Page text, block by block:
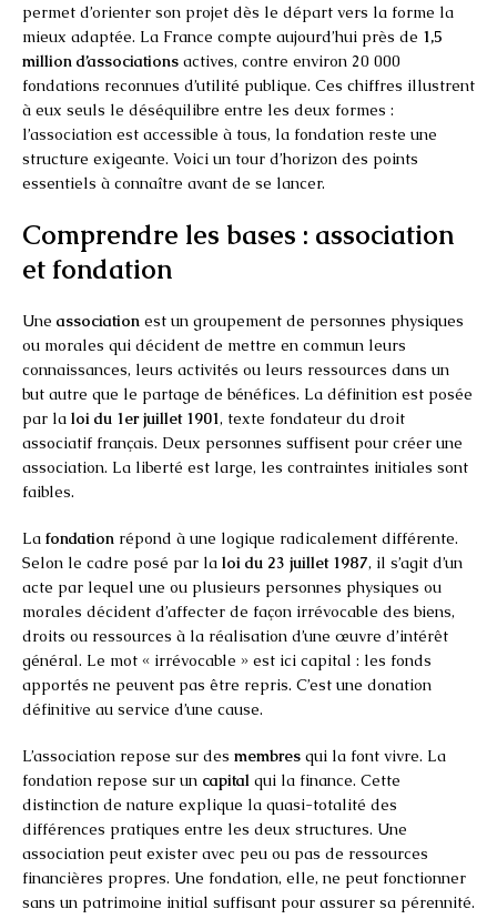
permet d’orienter son projet dès le départ vers la forme la
mieux adaptée. La France compte aujourd’hui près de 1,5
million d’associations actives, contre environ 20 000
fondations reconnues d’utilité publique. Ces chiffres illustrent
à eux seuls le déséquilibre entre les deux formes :
l’association est accessible à tous, la fondation reste une
structure exigeante. Voici un tour d’horizon des points
essentiels à connaître avant de se lancer.
Comprendre les bases : association
et fondation
Une association est un groupement de personnes physiques
ou morales qui décident de mettre en commun leurs
connaissances, leurs activités ou leurs ressources dans un
but autre que le partage de bénéfices. La définition est posée
par la loi du 1er juillet 1901, texte fondateur du droit
associatif français. Deux personnes suffisent pour créer une
association. La liberté est large, les contraintes initiales sont
faibles.
La fondation répond à une logique radicalement différente.
Selon le cadre posé par la loi du 23 juillet 1987, il s’agit d’un
acte par lequel une ou plusieurs personnes physiques ou
morales décident d’affecter de façon irrévocable des biens,
droits ou ressources à la réalisation d’une œuvre d’intérêt
général. Le mot « irrévocable » est ici capital : les fonds
apportés ne peuvent pas être repris. C’est une donation
définitive au service d’une cause.
L’association repose sur des membres qui la font vivre. La
fondation repose sur un capital qui la finance. Cette
distinction de nature explique la quasi-totalité des
différences pratiques entre les deux structures. Une
association peut exister avec peu ou pas de ressources
financières propres. Une fondation, elle, ne peut fonctionner
sans un patrimoine initial suffisant pour assurer sa pérennité.